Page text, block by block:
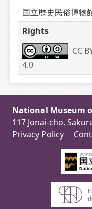
国立歴史民俗博物
Rights
CC
4.0
National Museum
117 Jonai-cho,
Privacy Policy